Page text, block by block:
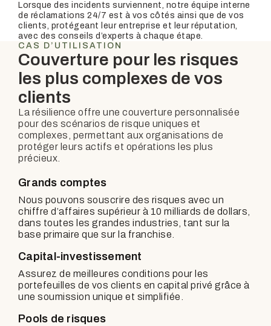
Lorsque des incidents surviennent, notre équipe interne
de réclamations 24/7 est à vos côtés ainsi que de vos
clients, protégeant leur entreprise et leur réputation,
avec des conseils d’experts à chaque étape.
CAS D’UTILISATION
Couverture pour les risques
les plus complexes de vos
clients
La résilience offre une couverture personnalisée
pour des scénarios de risque uniques et
complexes, permettant aux organisations de
protéger leurs actifs et opérations les plus
précieux.
Grands comptes
Nous pouvons souscrire des risques avec un
chiffre d’affaires supérieur à 10 milliards de dollars,
dans toutes les grandes industries, tant sur la
base primaire que sur la franchise.
Capital-investissement
Assurez de meilleures conditions pour les
portefeuilles de vos clients en capital privé grâce à
une soumission unique et simplifiée.
Pools de risques